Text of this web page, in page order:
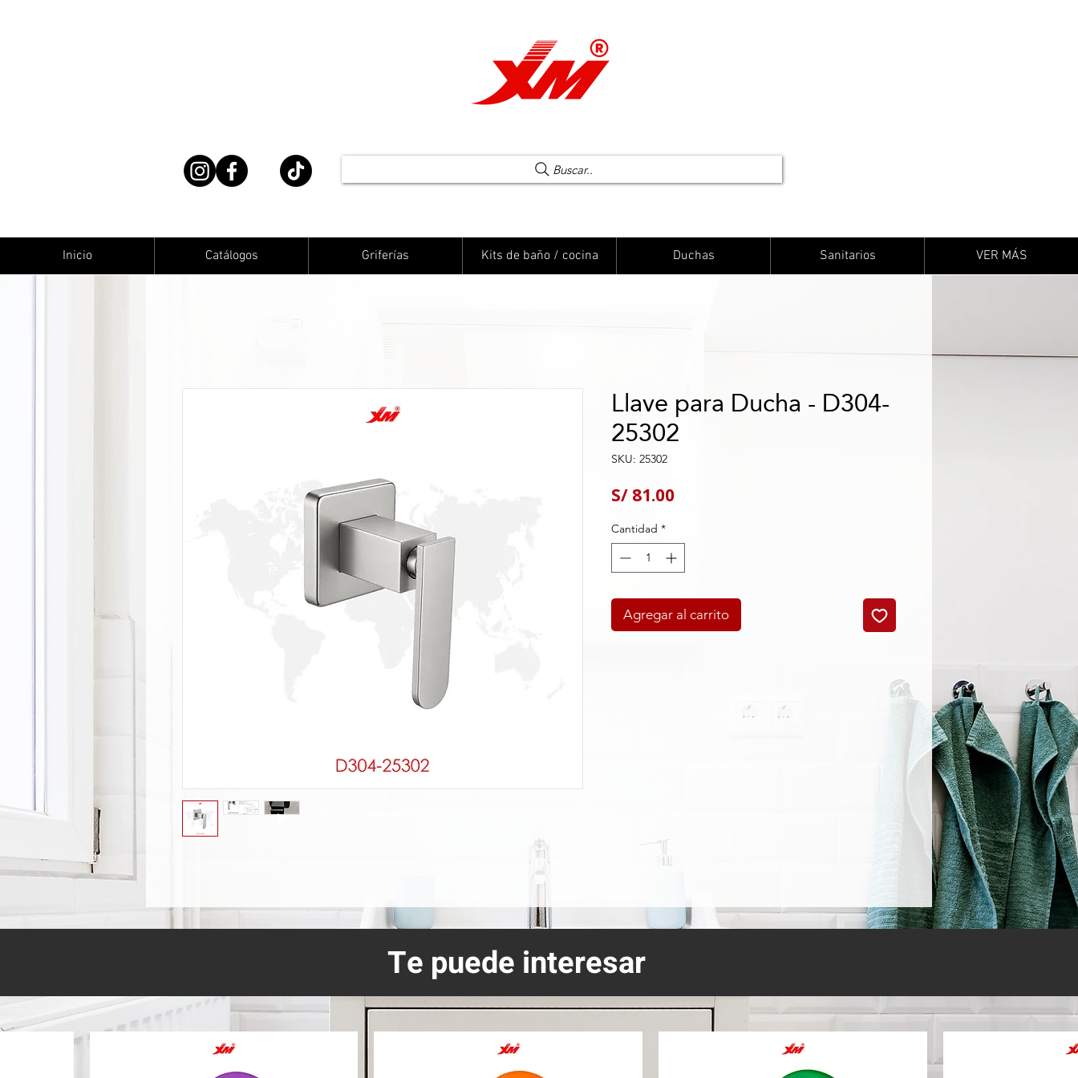
Buscar..
Inicio Catálogos Griferías Kits de baño / cocina Duchas Sanitarios VER MÁS
Llave para Ducha - D304-
25302
SKU: 25302
S/ 81.00Precio
Cantidad *
Agregar al carrito
Te puede interesar